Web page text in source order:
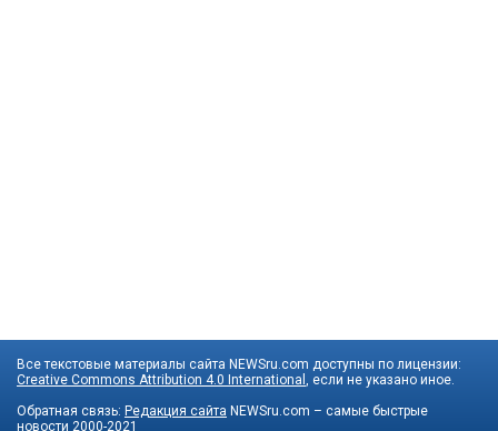
Все текстовые материалы сайта NEWSru.com доступны по лицензии:
Creative Commons Attribution 4.0 International , если не указано иное.
Обратная связь: Редакция сайта NEWSru.com – самые быстрые
новости 2000-2021